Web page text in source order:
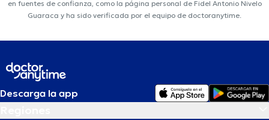
en fuentes de confianza, como la página personal de Fidel Antonio Nivelo
Guaraca y ha sido verificada por el equipo de doctoranytime.
Descarga la app